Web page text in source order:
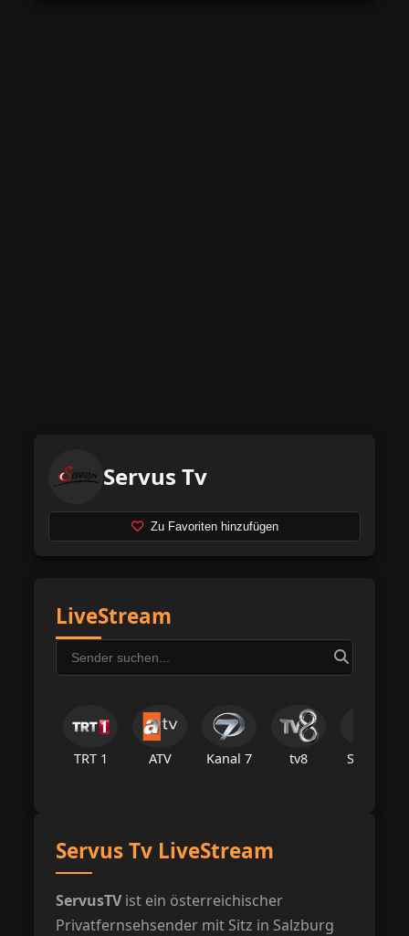
Servus Tv
Zu Favoriten hinzufügen
LiveStream
TRT 1 ATV Kanal 7 tv8 Star Tv
Servus Tv LiveStream
ServusTVist ein österreichischer
Privatfernsehsender mit Sitz in Salzburg